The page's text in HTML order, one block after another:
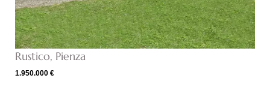
Rustico, Pienza
1.950.000 €